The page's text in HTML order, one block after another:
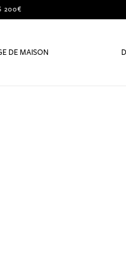
200€
DE MAISON